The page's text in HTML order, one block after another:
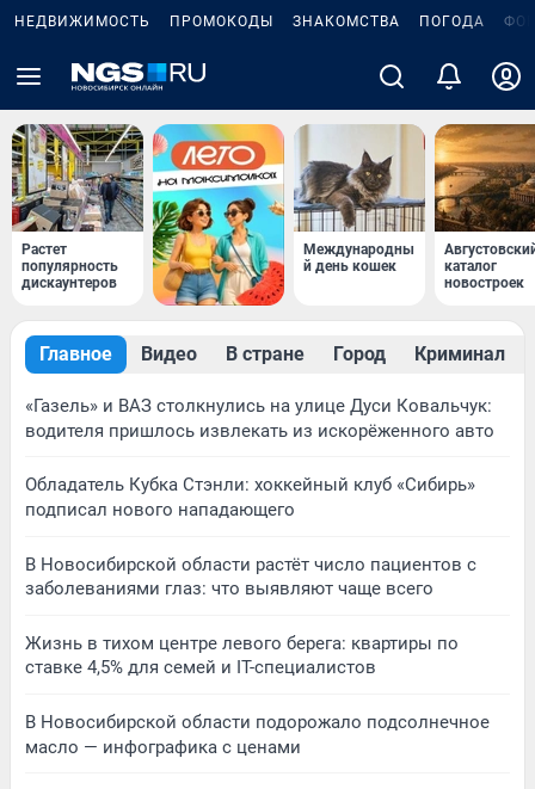
НЕДВИЖИМОСТЬ ПРОМОКОДЫ ЗНАКОМСТВА ПОГОДА
Растет
популярность
дискаунтеров
Международны
й день кошек
каталог
новостроек
Главное Видео В стране Город Криминал
«Газель» и ВАЗ столкнулись на улице Дуси Ковальчук:
водителя пришлось извлекать из искорёженного авто
Обладатель Кубка Стэнли: хоккейный клуб «Сибирь»
подписал нового нападающего
В Новосибирской области растёт число пациентов с
заболеваниями глаз: что выявляют чаще всего
Жизнь в тихом центре левого берега: квартиры по
ставке 4,5% для семей и IT-специалистов
В Новосибирской области подорожало подсолнечное
масло — инфографика с ценами